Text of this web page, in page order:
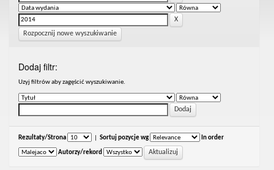
Rozpocznij nowe wyszukiwanie
Dodaj filtr:
Uzyj filtrów aby zagęścić wyszukiwanie.
Rezultaty/Strona Sortuj pozycje wg In order
Autorzy/rekord